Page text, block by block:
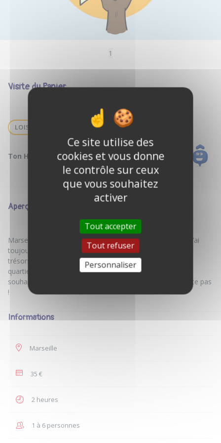
1
Visite du Panier
LOISIR
Ton Hôte : Florent f.
Aperçu
Marseillais de naissance et diplôme d’une carte de guide, j’ai
toujours aimé faire découvrir les incontournables et petits
trésors cachés de la cité Phocéenne ! Bonnes adresses,
quartiers phares, coins instagramables, food tour … si tu
souhaite visiter Marseille dans les moindres recoins n’hésite pas
Informations
Marseille
35 €
2 heures
1 à 6 personnes
Ce site utilise des
cookies et vous donne
le contrôle sur ceux
que vous souhaitez
activer
Tout accepter
Tout refuser
Personnaliser